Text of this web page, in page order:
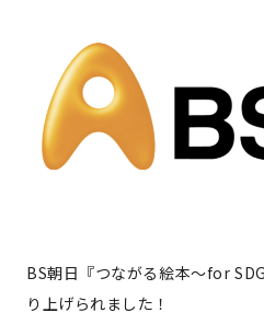
BS朝日『つながる絵本〜for
り上げられました！